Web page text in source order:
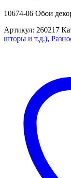
10674-06 Обои
Артикул: 260217
шторы и т.д.),